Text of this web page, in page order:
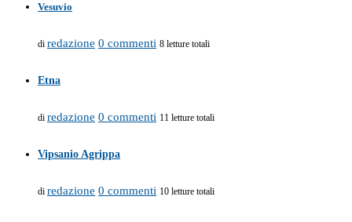
Vesuvio
di redazione 0 commenti 8 letture totali
Etna
di redazione 0 commenti 11 letture totali
Vipsanio Agrippa
di redazione 0 commenti 10 letture totali